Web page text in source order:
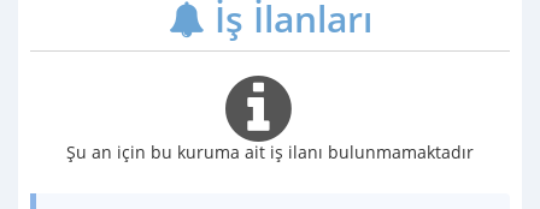
İş İlanları
Şu an için bu kuruma ait iş ilanı bulunmamaktadır